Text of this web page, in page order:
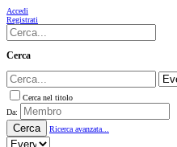
Accedi
Registrati
Cerca
Cerca nel titolo
Da:
Cerca Ricerca avanzata...